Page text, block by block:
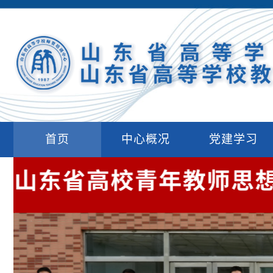
首页 中心概况 党建学习